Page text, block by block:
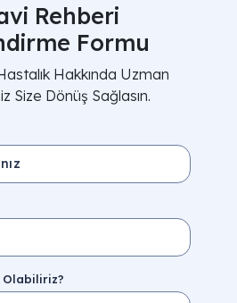
Rehberi
Formu
Hastalık Hakkında Uzman
Size Dönüş Sağlasın.
Olabiliriz?